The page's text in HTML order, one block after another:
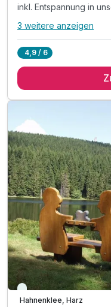
inkl. Entspannung in
Alle
2 x reichhaltiges
inkl. Parkplatz
inkl. Kinderspielplatz
Familienspaß o. Zeit zu
3 weitere anzeigen
4,9 / 6
Immer verfügbar
Hahnenklee, Harz